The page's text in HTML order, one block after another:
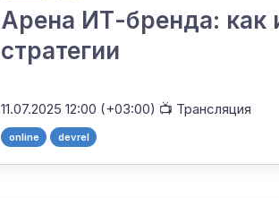
Арена ИТ-бренда: как
стратегии
11.07.2025 12:00 (+03:00) 📺 Трансляция
online devrel